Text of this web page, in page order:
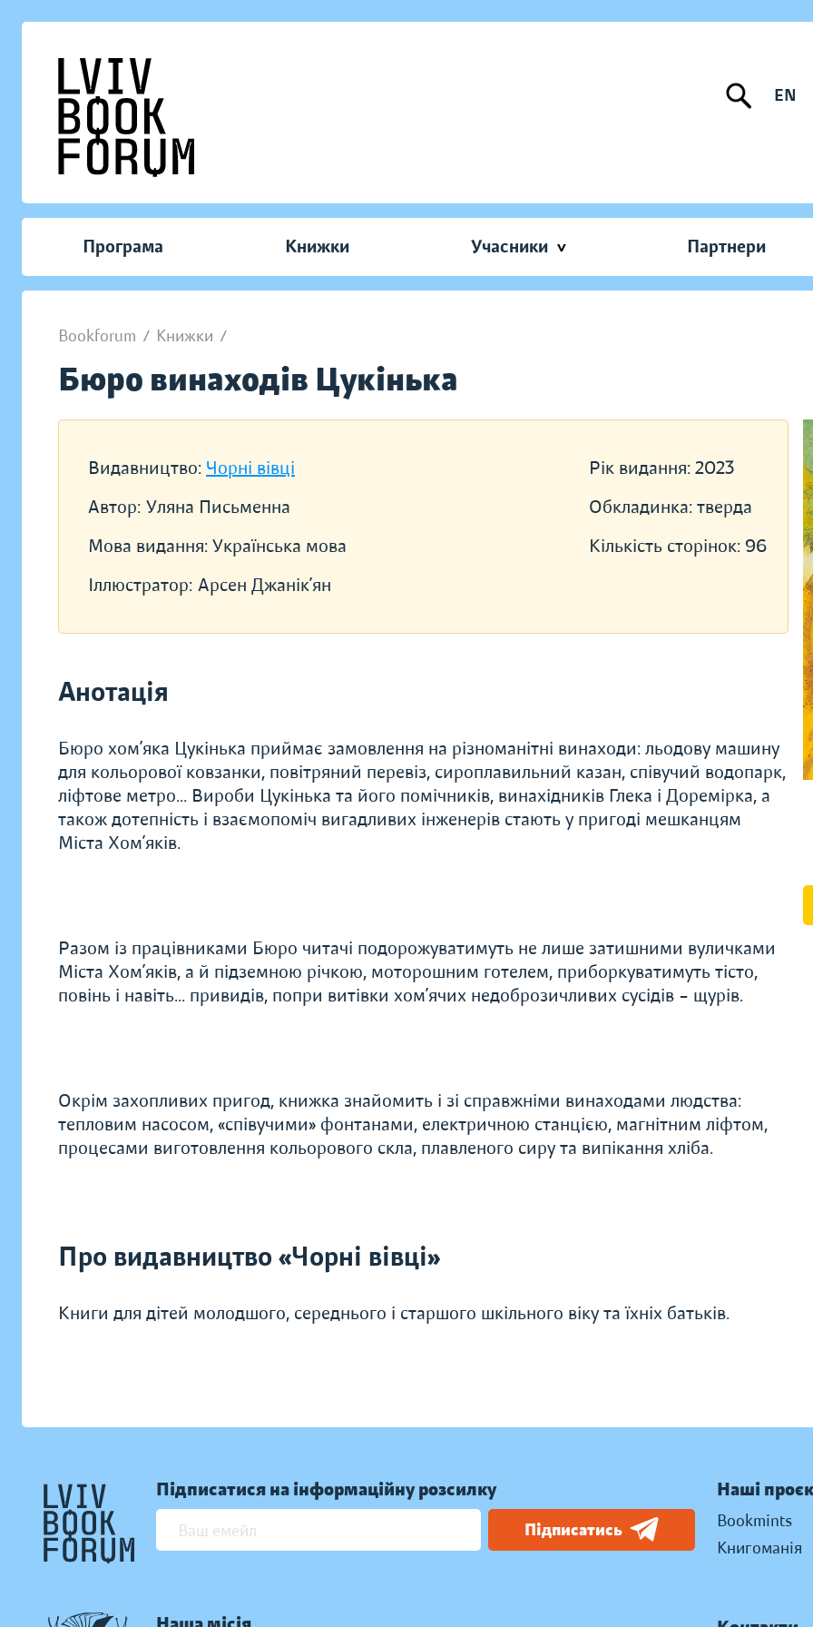
EN
Програма Книжки Учасники Партнери
Bookforum / Книжки /
Бюро винаходів Цукінька
Видавництво: Чорні вівці
Автор: Уляна Письменна
Мова видання: Українська мова
Іллюстратор: Арсен Джанік’ян
Рік видання: 2023
Обкладинка: тверда
Кількість сторінок: 96
Анотація
Бюро хом’яка Цукінька приймає замовлення на різноманітні винаходи: льодову машину
для кольорової ковзанки, повітряний перевіз, сироплавильний казан, співучий водопарк,
ліфтове метро... Вироби Цукінька та його помічників, винахідників Глека і Доремірка, а
також дотепність і взаємопоміч вигадливих інженерів стають у пригоді мешканцям
Міста Хом’яків.
Разом із працівниками Бюро читачі подорожуватимуть не лише затишними вуличками
Міста Хом’яків, а й підземною річкою, моторошним готелем, приборкуватимуть тісто,
повінь і навіть... привидів, попри витівки хом’ячих недоброзичливих сусідів – щурів.
Окрім захопливих пригод, книжка знайомить і зі справжніми винаходами людства:
тепловим насосом, «співучими» фонтанами, електричною станцією, магнітним ліфтом,
процесами виготовлення кольорового скла, плавленого сиру та випікання хліба.
Про видавництво «Чорні вівці»
Книги для дітей молодшого, середнього і старшого шкільного віку та їхніх батьків.
Підписатися на інформаційну розсилку
Підписатись
Наші
Bookmints
Книгоманія